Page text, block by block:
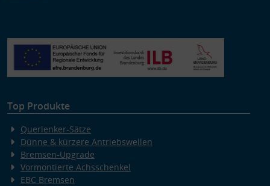
Top Produkte
Querlenker-Sätze
Dünne & kürzere Antriebswellen
Bremsen-Upgrade
Vormontierte Achsschenkel
EBC Bremsen